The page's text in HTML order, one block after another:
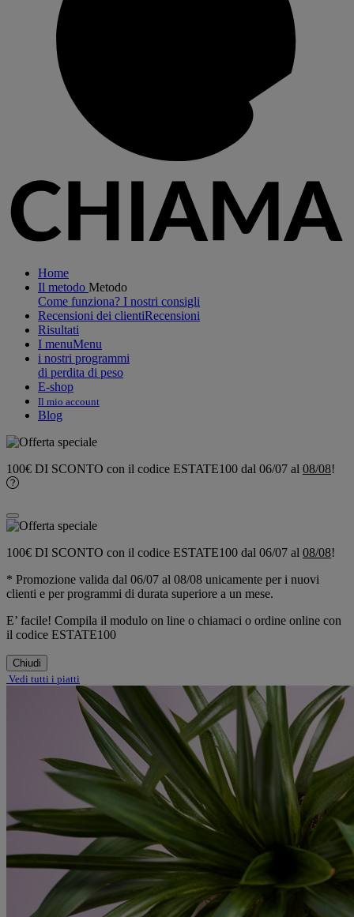
Home
Il metodo Metodo
Come funziona? I nostri consigli
Recensioni dei clientiRecensioni
Risultati
I menuMenu
i nostri programmi
di perdita di peso
E-shop
Il mio account
Blog
100€ DI SCONTO con il codice ESTATE100 dal 06/07 al 08/08!
100€ DI SCONTO con il codice ESTATE100 dal 06/07 al 08/08!
* Promozione valida dal 06/07 al 08/08 unicamente per i nuovi
clienti e per programmi di durata superiore a un mese.
E’ facile! Compila il modulo on line o chiamaci o ordine online con
il codice ESTATE100
Chiudi
Vedi tutti i piatti